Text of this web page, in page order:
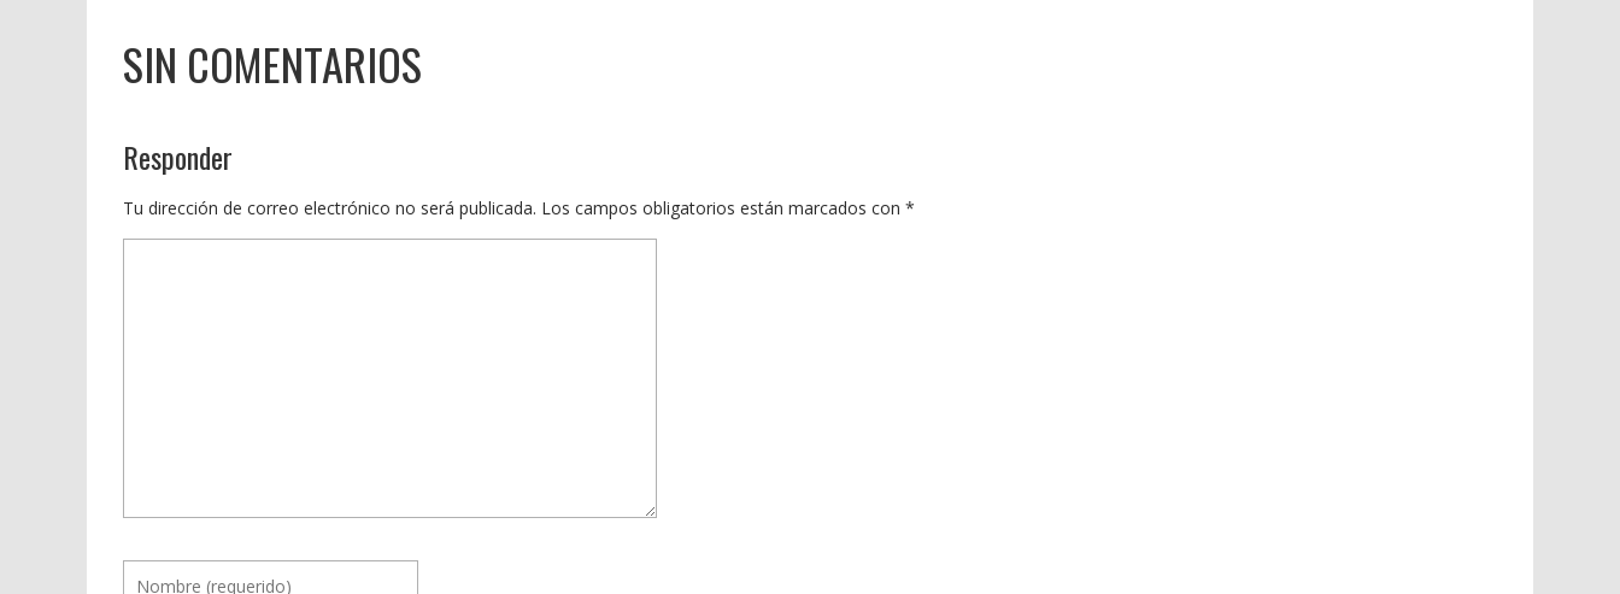
SIN COMENTARIOS
Responder
Tu dirección de correo electrónico no será publicada. Los campos obligatorios están marcados con *